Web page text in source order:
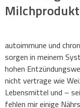
autoimmune und
sorgen in meinem
hohen
nicht vertrage wie
Lebensmittel und –
fehlen mir einige